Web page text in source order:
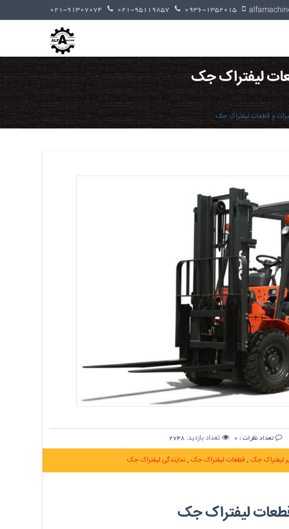
لیفتراک جک
و قطعات لیفتراک جک
تعداد نظرات : 0 تعداد بازدید: 2748
لیفتراک جک قطعات لیفتراک جک نمایندگی لیفتراک جک
لیفتراک جک